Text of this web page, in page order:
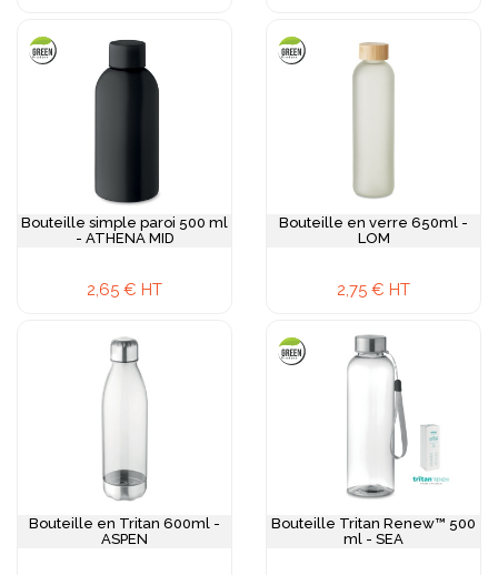
Bouteille simple paroi 500 ml
- ATHENA MID
2,65 € HT
Bouteille en verre 650ml -
LOM
2,75 € HT
Bouteille en Tritan 600ml -
ASPEN
Bouteille Tritan Renew™ 500
ml - SEA